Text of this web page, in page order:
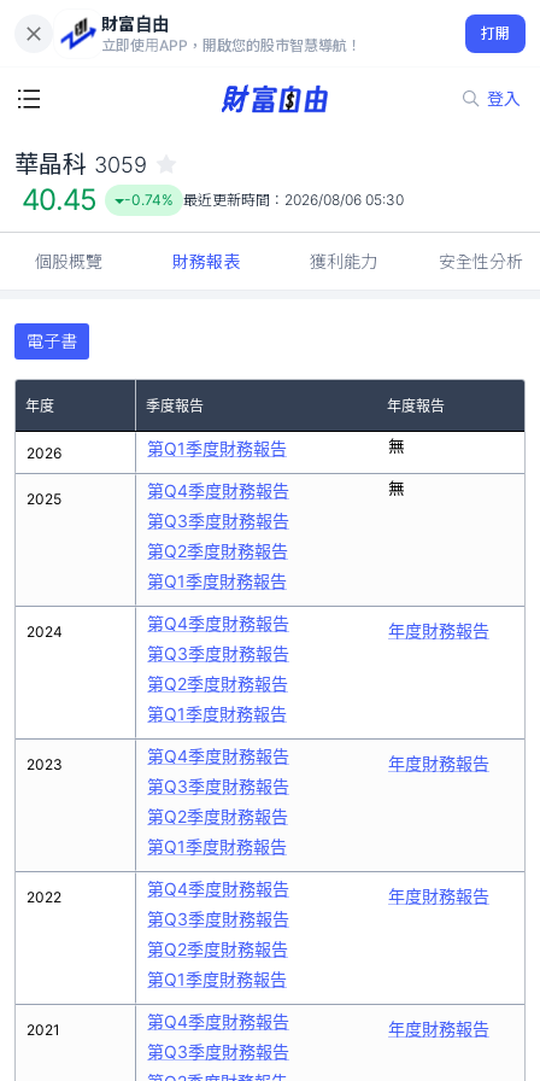
財富自由
立即使用APP，開啟您的股市智慧導航！
打開
登入
40.45
-0.74%
華晶科 3059
40.45 -0.74% 最近更新時間： 2026/08/06 05:30
個股概覽 財務報表 獲利能力 安全性分析
電子書
年度 季度報告 年度報告
2026
2025
2024
2023
2022
2021
第Q1季度財務報告 無
第Q4季度財務報告
第Q3季度財務報告
第Q2季度財務報告
第Q1季度財務報告
無
第Q4季度財務報告
第Q3季度財務報告
第Q2季度財務報告
第Q1季度財務報告
年度財務報告
第Q4季度財務報告
第Q3季度財務報告
第Q2季度財務報告
第Q1季度財務報告
年度財務報告
第Q4季度財務報告
第Q3季度財務報告
第Q2季度財務報告
第Q1季度財務報告
年度財務報告
第Q4季度財務報告
第Q3季度財務報告
年度財務報告